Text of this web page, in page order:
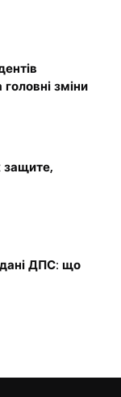
зміни
защите,
дані ДПС: що